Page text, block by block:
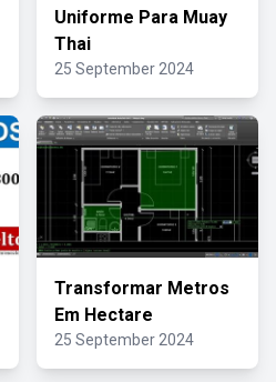
Uniforme Para Muay
Thai
25 September 2024
Transformar Metros
Em Hectare
25 September 2024